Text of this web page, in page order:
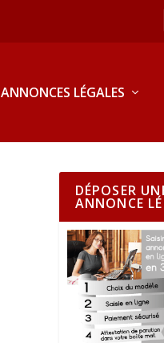
ANNONCES LÉGALES
DÉPOSER
ANNONCE